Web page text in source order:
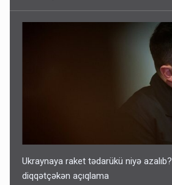
Ukraynaya raket tədarükü niyə
diqqətçəkən açıqlama